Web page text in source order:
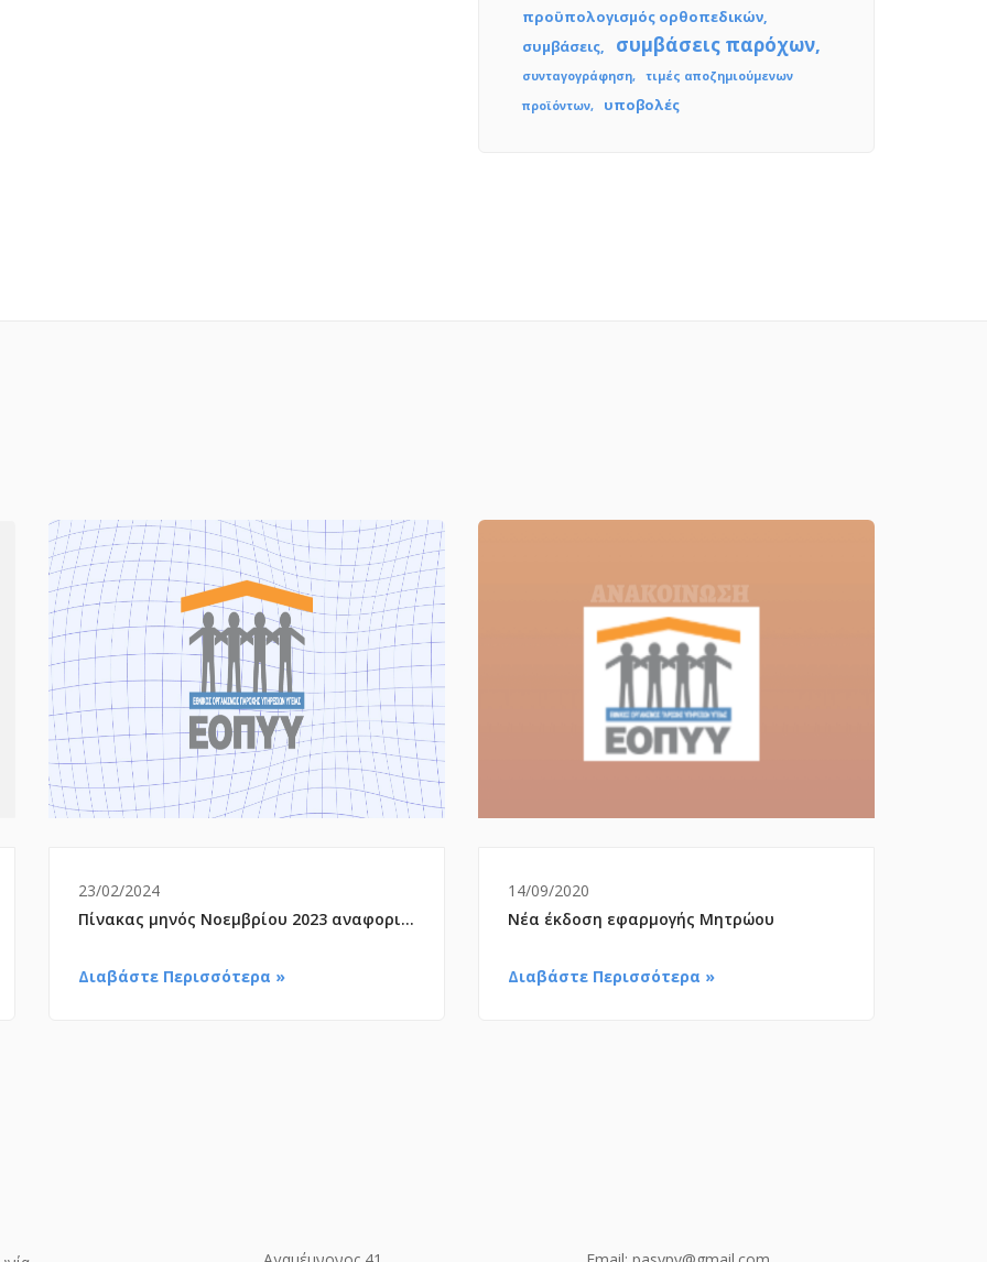
προϋπολογισμός ορθοπεδικών
συμβάσεις
συμβάσεις παρόχων
συνταγογράφηση
τιμές αποζημιούμενων
προϊόντων
υποβολές
23/02/2024
Πίνακας μηνός Νοεμβρίου 2023 αναφορικά με τη μηνιαία προείσπραξη
Διαβάστε Περισσότερα »
14/09/2020
Νέα έκδοση εφαρμογής Μητρώου
Διαβάστε Περισσότερα »